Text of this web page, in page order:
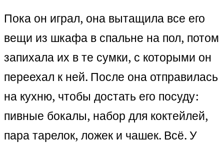
Пока он играл, она вытащила все его
вещи из шкафа в спальне на пол, потом
запихала их в те сумки, с которыми он
переехал к ней. После она отправилась
на кухню, чтобы достать его посуду:
пивные бокалы, набор для коктейлей,
пара тарелок, ложек и чашек. Всё. У